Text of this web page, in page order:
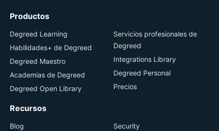
Productos
Degreed Learning
Habilidades+ de Degreed
Degreed Maestro
Academias de Degreed
Degreed Open Library
Servicios profesionales de
Degreed
Integrations Library
Degreed Personal
Precios
Recursos
Blog
Security